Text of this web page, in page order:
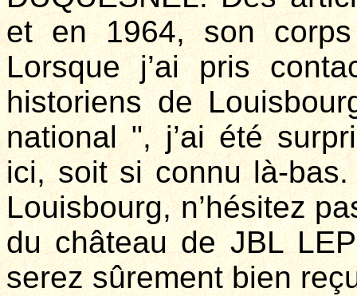
et en 1964, son
Lorsque j’ai pris
historiens de
national ", j’ai été
ici, soit si connu là-
Louisbourg, n’hésitez
du château de JBL
serez sûrement bien